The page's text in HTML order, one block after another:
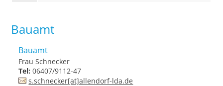
Bauamt
Bauamt
Frau Schnecker
Tel: 06407/9112-47
s.schnecker[at]allendorf-lda.de